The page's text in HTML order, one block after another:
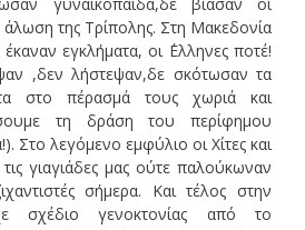
γυναικόπαιδα,δε βίασαν οι
άλωση της Τρίπολης. Στη Μακεδονία
εγκλήματα, οι ΄Ελληνες ποτέ!
,δεν λήστεψαν,δε σκότωσαν τα
στο πέρασμά τους χωριά και
τη δράση του περίφημου
Στο λεγόμενο εμφύλιο οι Χίτες και
γιαγιάδες μας ούτε παλούκωναν
σήμερα. Και τέλος στην
σχέδιο γενοκτονίας από το